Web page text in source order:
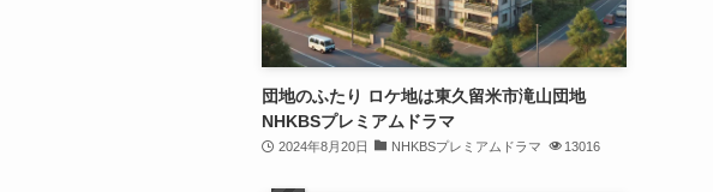
団地のふたり ロケ地は東久留米市滝山団地
NHKBSプレミアムドラマ
2024年8月20日 NHKBSプレミアムドラマ 13016